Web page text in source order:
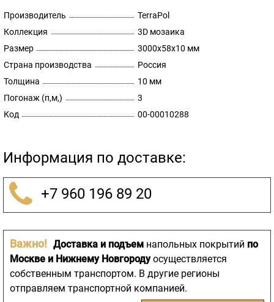
Производитель
TerraPol
Коллекция
3D мозаика
Размер
3000х58х10 мм
Страна производства
Россия
Толщина
10 мм
Погонаж (п,м,)
3
Код
00-00010288
Информация по доставке:
+7 960 196 89 20
Важно! Доставка и подъем напольных покрытий по
Москве и Нижнему Новгородуосуществляется
собственным транспортом. В другие регионы
отправляем транспортной компанией.